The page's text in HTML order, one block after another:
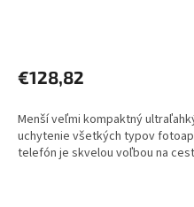
€128,82
Menší veľmi kompaktný
uchytenie všetkých typov
telefón je skvelou voľbou na